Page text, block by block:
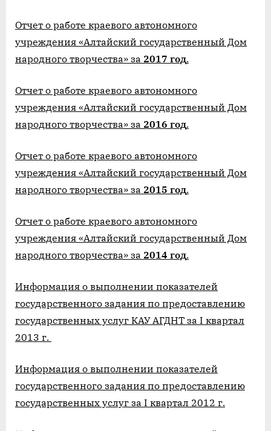
Отчет о работе краевого автономного
учреждения «Алтайский государственный Дом
народного творчества» за 2017 год.
Отчет о работе краевого автономного
учреждения «Алтайский государственный Дом
народного творчества» за 2016 год.
Отчет о работе краевого автономного
учреждения «Алтайский государственный Дом
народного творчества» за 2015 год.
Отчет о работе краевого автономного
учреждения «Алтайский государственный Дом
народного творчества» за 2014 год.
Информация о выполнении показателей
государственного задания по предоставлению
государственных услуг КАУ АГДНТ за I квартал
2013 г.
Информация о выполнении показателей
государственного задания по предоставлению
государственных услуг за I квартал 2012 г.